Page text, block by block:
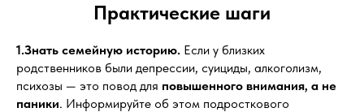
Практические шаги
1.Знать семейную историю. Если у близких
родственников были депрессии, суициды, алкоголизм,
психозы — это повод для повышенного внимания, а не
паники. Информируйте об этом подросткового